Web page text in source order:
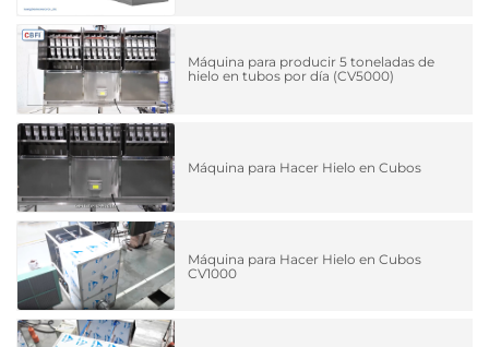
Máquina para producir 5 toneladas de
hielo en tubos por día (CV5000)
Máquina para Hacer Hielo en Cubos
Máquina para Hacer Hielo en Cubos
CV1000